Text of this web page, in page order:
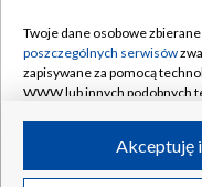
Rada Programowa
System NOS
Informacje o nadawcy
Program dla prasy
©2026
Twoje dane osobowe
poszczególnych serwisów
zapisywane za pomocą
WWW lub innych podobnych
ruchu w Internecie.Akceptuję